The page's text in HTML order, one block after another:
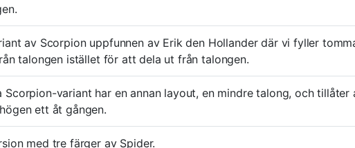
av Scorpion uppfunnen av Erik den Hollander där vi fyller
talongen istället för att dela ut från talongen.
Scorpion-variant har en annan layout, en mindre talong, och
ett åt gången.
med tre färger av Spider.